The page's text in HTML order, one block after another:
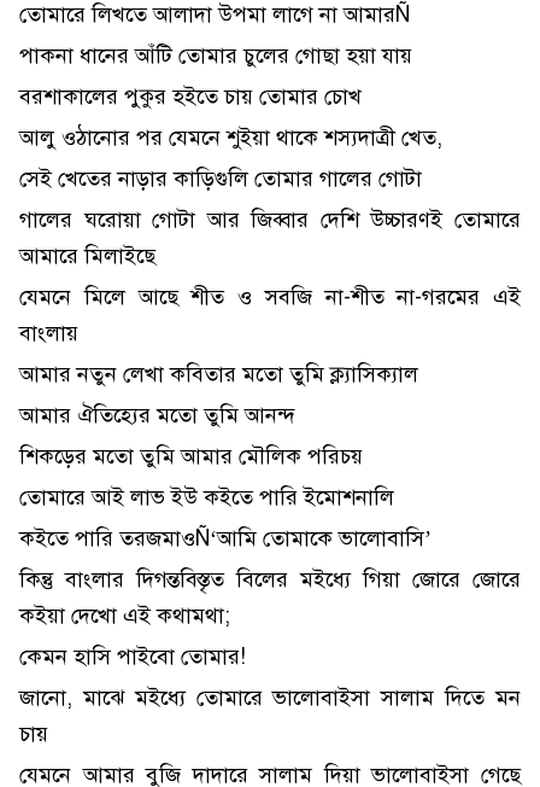
তোমারে লিখতে আলাদা উপমা লাগে না আমারÑ
পাকনা ধানের আঁটি তোমার চুলের গোছা হয়া যায়
বরশাকালের পুকুর হইতে চায় তোমার চোখ
আলু ওঠানোর পর যেমনে শুইয়া থাকে শস্যদাত্রী খেত,
সেই খেতের নাড়ার কাড়িগুলি তোমার গালের গোটা
গালের ঘরোয়া গোটা আর জিব্বার দেশি উচ্চারণই তোমারে
আমারে মিলাইছে
যেমনে মিলে আছে শীত ও সবজি না-শীত না-গরমের এই
বাংলায়
আমার নতুন লেখা কবিতার মতো তুমি ক্ল্যাসিক্যাল
আমার ঐতিহ্যের মতো তুমি আনন্দ
শিকড়ের মতো তুমি আমার মৌলিক পরিচয়
তোমারে আই লাভ ইউ কইতে পারি ইমোশনালি
কইতে পারি তরজমাওÑ‘আমি তোমাকে ভালোবাসি’
কিন্তু বাংলার দিগন্তবিস্তৃত বিলের মইধ্যে গিয়া জোরে জোরে
কইয়া দেখো এই কথামথা;
কেমন হাসি পাইবো তোমার!
জানো, মাঝে মইধ্যে তোমারে ভালোবাইসা সালাম দিতে মন
চায়
যেমনে আমার বুজি দাদারে সালাম দিয়া ভালোবাইসা গেছে